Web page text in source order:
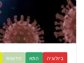
ביולוגיה התא חדשות